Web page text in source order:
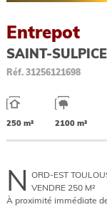
Entrepot
SAINT-
Réf. 31256121698
250 m² 2100 m²
N ORD-EST
VENDRE 250 M²
À proximité immédiate